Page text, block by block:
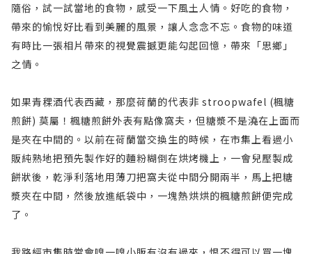
隨俗，試一試當地的食物，感受一下風土人情。好吃的食物，
帶來的愉悅好比看到美麗的風景，讓人念念不忘。食物的味道
有時比一張相片帶來的視覺震撼更能勾起回憶，帶來「思鄉」
之情。
如果青稞酒代表西藏，那麼荷蘭的代表非 stroopwafel (楓糖
煎餅) 莫屬！楓糖煎餅外表有點像窩夫，但糖漿不是澆在上面而
是夾在中間的。以前在荷蘭當交換生的時候，在市集上看過小
販純熟地把預先製作好的麵粉糊倒在烘烤機上，一會兒壓製成
餅狀後，乾淨利落地用薄刀把窩夫從中間分開兩半，馬上把糖
漿夾在中間，然後放進紙袋中，一塊熱烘烘的楓糖煎餅便完成
了。